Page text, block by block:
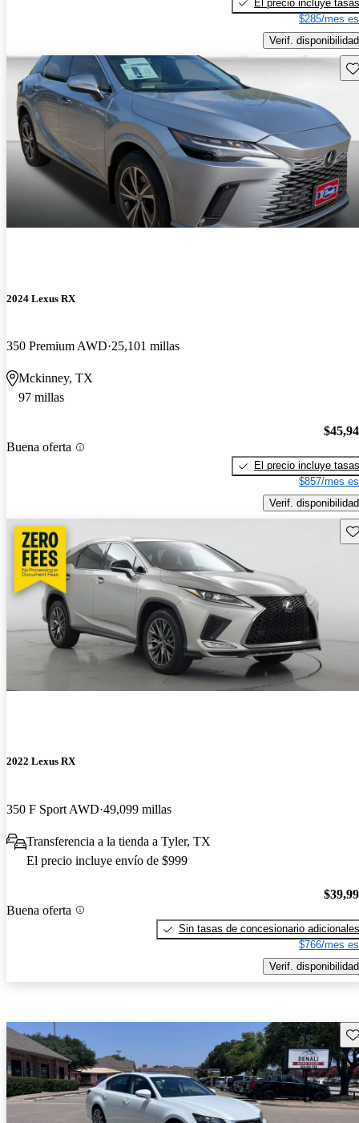
El precio incluye tasas
$285/mes
Verif. disponibilidad
2024 Lexus RX
350 Premium AWD 25,101 millas
Mckinney, TX
97 millas
Buena oferta
El precio incluye tasas
$857/mes
Verif. disponibilidad
2022 Lexus RX
350 F Sport AWD 49,099 millas
Transferencia a la tienda a Tyler, TX
El precio incluye envío de $999
Buena oferta
Sin tasas de concesionario adicionales
$766/mes
Verif. disponibilidad